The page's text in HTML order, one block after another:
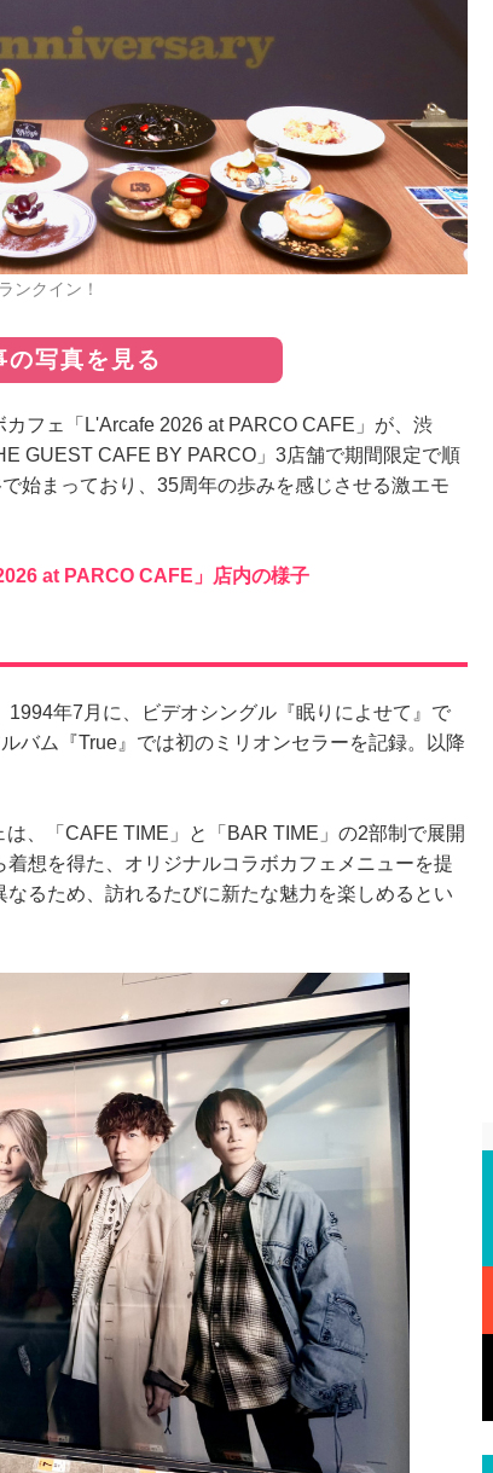
ンクイン！
の写真を見る
フェ「L'Arcafe 2026 at PARCO CAFE」が、渋
GUEST CAFE BY PARCO」3店舗で期間限定で順
始まっており、35周年の歩みを感じさせる激エモ
at PARCO CAFE」店内の様子
年7月に、ビデオシングル『眠りによせて』で
バム『True』では初のミリオンセラーを記録。以降
、「CAFE TIME」と「BAR TIME」の2部制で展開
想を得た、オリジナルコラボカフェメニューを提
るため、訪れるたびに新たな魅力を楽しめるとい